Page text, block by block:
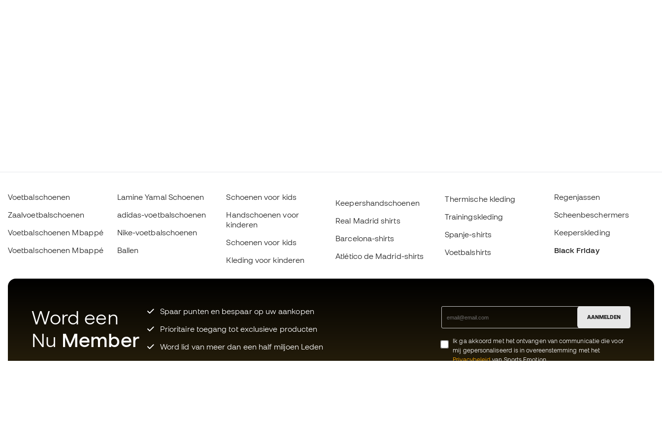
Voetbalschoenen
Zaalvoetbalschoenen
Voetbalschoenen Mbappé
Voetbalschoenen Mbappé
Lamine Yamal Schoenen
adidas-voetbalschoenen
Nike-voetbalschoenen
Ballen
Schoenen voor kids
Handschoenen voor
kinderen
Schoenen voor kids
Kleding voor kinderen
Keepershandschoenen
Real Madrid shirts
Barcelona-shirts
Atlético de Madrid-shirts
Thermische kleding
Trainingskleding
Spanje-shirts
Voetbalshirts
Regenjassen
Scheenbeschermers
Keeperskleding
Black Friday
Word een
Nu Member
Spaar punten en bespaar op uw aankopen
Prioritaire toegang tot exclusieve producten
Word lid van meer dan een half miljoen Leden
AANMELDEN
Ik ga akkoord met het ontvangen van communicatie die voor
mij gepersonaliseerd is in overeenstemming met het
Privacybeleidvan Sports Emotion.